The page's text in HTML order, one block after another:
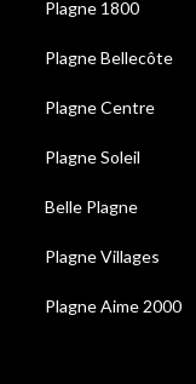
Plagne 1800
Plagne Bellecôte
Plagne Centre
Plagne Soleil
Belle Plagne
Plagne Villages
Plagne Aime 2000